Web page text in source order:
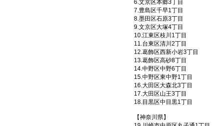
6.文京区本郷3丁目
7.豊島区千早1丁目
8.墨田区石原3丁目
9.文京区大塚4丁目
10.江東区枝川1丁目
11.台東区清川2丁目
12.葛飾区西新小岩3丁目
13.葛飾区高砂8丁目
14.中野区中野6丁目
15.中野区東中野1丁目
16.大田区大森北3丁目
17.大田区山王3丁目
18.目黒区中目黒1丁目
【神奈川県】